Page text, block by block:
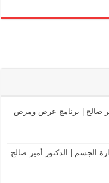
صالح | برنامج عرض ومرض
الجسم | الدكتور أمير صالح